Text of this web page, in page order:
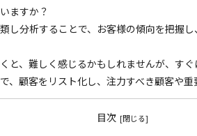
ますか？
し分析することで、お客様の傾向を把握
と、難しく感じるかもしれませんが、す
、顧客をリスト化し、注力すべき顧客や重
目次